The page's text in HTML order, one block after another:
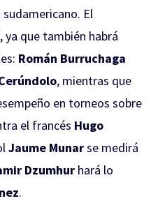
El
que también habrá
Román Burruchaga
, mientras que
en torneos sobre
el francés Hugo
Jaume Munarse medirá
Dzumhur hará lo
.